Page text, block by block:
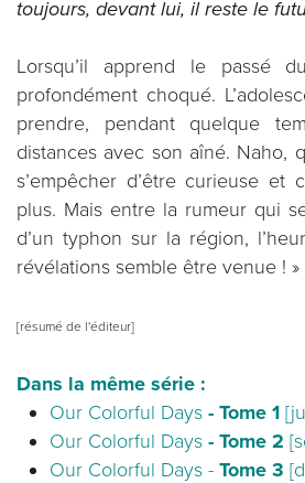
toujours, devant lui, il reste le
Lorsqu’il apprend le passé
profondément choqué.
prendre, pendant quelque
distances avec son aîné. Naho,
s’empêcher d’être curieuse et
plus. Mais entre la rumeur qui
d’un typhon sur la région,
révélations semble être venue ! »
[résumé de l'éditeur]
Dans la même série :
Our Colorful Days - Tome 1
Our Colorful Days - Tome 2
Our Colorful Days - Tome 3